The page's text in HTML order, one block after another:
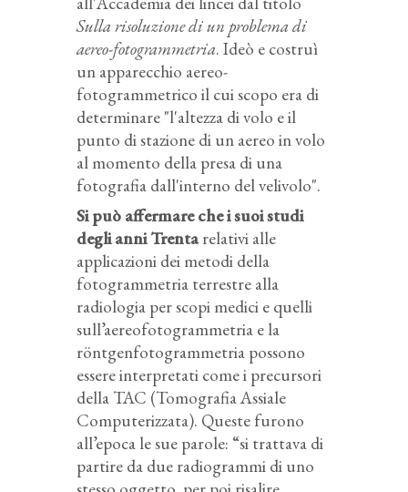
Sulla risoluzione di un problema di
aereo-fotogrammetria. Ideò e costruì
un apparecchio aereo-
fotogrammetrico il cui scopo era di
determinare "l'altezza di volo e il
punto di stazione di un aereo in volo
al momento della presa di una
fotografia dall'interno del velivolo".
Si può affermare che i suoi studi
degli anni Trentarelativi alle
applicazioni dei metodi della
fotogrammetria terrestre alla
radiologia per scopi medici e quelli
sull’aereofotogrammetria e la
röntgenfotogrammetria possono
essere interpretati come i precursori
della TAC (Tomografia Assiale
Computerizzata). Queste furono
all’epoca le sue parole: “si trattava di
partire da due radiogrammi di uno